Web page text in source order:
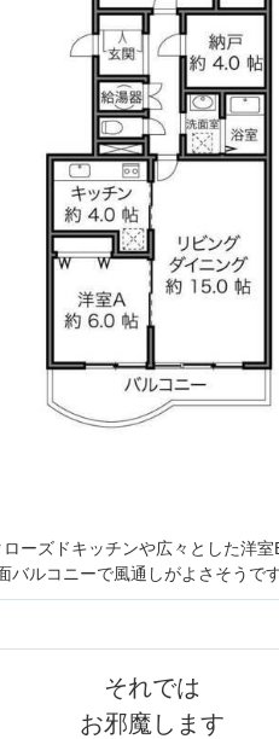
ーズドキッチンや広々とした洋
バルコニーで風通しがよさそうです
それでは
お邪魔します